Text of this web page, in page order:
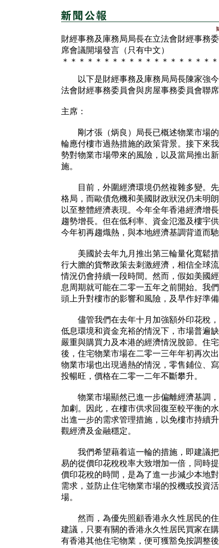
財經事務及庫務局局長在立法會財經事務
席會議開場發言（只有中文）
＊＊＊＊＊＊＊＊＊＊＊＊＊＊＊＊＊＊
以下是財經事務及庫務局局長陳家強今
法會財經事務委員會與房屋事務委員會聯
主席：
剛才張（炳良）局長已概述物業市場的
輪應付樓市過熱措施的政策背景。接下來
勢對物業市場帶來的風險，以及當局推出
施。
目前，外圍經濟環境仍然複雜多變。先
格局，而歐債危機和美國財政狀況仍未明
以至整體經濟表現。今年全年香港經濟增
趨勢增長。但在低利率、資金氾濫及樓宇
今年初再趨熾熱，與本地經濟基調背道而
美國於去年九月推出第三輪量化寬鬆措
行大膽的貨幣政策去刺激經濟，相信全球
情況仍會持續一段時間。然而，假如美國
息周期就可能在二零一五年之前開始。我
頭上升對樓市的影響和風險，及早作好準
儘管我們在去年十月加強額外印花稅，
低息環境和資金充裕的情況下，市場普遍
嚴重與購買力及本港的經濟情況脫節。住
後，住宅物業市場在二零一三年年初再次
物業市場也出現過熱的情況，零售鋪位、
投暢旺，價格在二零一二年不斷攀升。
物業市場顯然已進一步偏離經濟基調，
加劇。因此，在樓市供求回復至較平衡的
出進一步的需求管理措施，以免樓市持續
觀經濟及金融穩定。
我們希望藉着這一輪的措施，即建議把
易的從價印花稅稅率大致增加一倍，同時
價印花稅的時間，是為了進一步減少本地
需求，並防止住宅物業市場的投機或投資
場。
然而，為優先照顧香港永久性居民的住
建議，只要有關的香港永久性居民買家在
有香港其他住宅物業，便可獲豁免按調整